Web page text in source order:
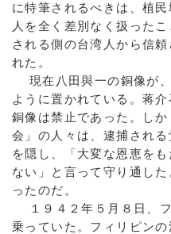
に特筆されるべきは、植
人を全く差別なく扱った
される側の台湾人から信
れた。
現在八田與一の銅像が
ように置かれている。蒋
銅像は禁止であった。し
会」の人々は、逮捕され
を隠し、「大変な恩恵を
ない」と言って守り通し
ったのだ。
１９４２年５月８日、
乗っていた。フィリピン